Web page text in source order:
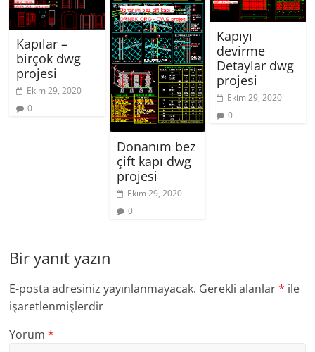
Kapılar –
birçok dwg
projesi
Ekim 29, 2020
0
Donanım bez
çift kapı dwg
projesi
Ekim 29, 2020
0
Kapıyı
devirme
Detaylar dwg
projesi
Ekim 29, 2020
0
Bir yanıt yazın
E-posta adresiniz yayınlanmayacak. Gerekli alanlar* ile
işaretlenmişlerdir
Yorum*